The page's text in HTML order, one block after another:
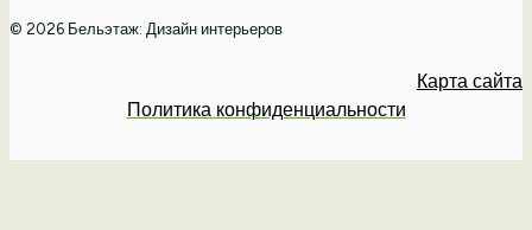
© 2026 Бельэтаж: Дизайн интерьеров
Карта сайта
Политика конфиденциальности